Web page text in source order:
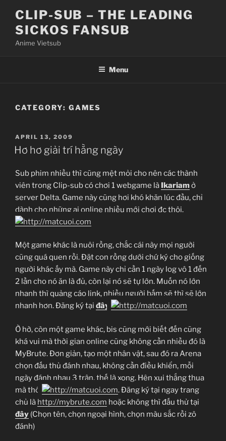
content
CLIP-SUB – THE LEADING
SICKOS FANSUB
Anime Vietsub
Menu
CATEGORY: GAMES
POSTED
ON
APRIL 13, 2009
Hơ hơ giải trí hằng ngày
Sub phim nhiều thì cũng mệt mỏi cho nên các thành
viên trong Clip-sub có chơi 1 webgame là Ikariamở
server Delta. Game này cũng hơi khó khăn lúc đầu, chỉ
dành cho những ai online nhiều mới chơi đc thôi.
Một game khác là nuôi rồng, chắc cái này mọi người
cũng quá quen rồi. Đặt con rồng dưới chứ ký cho giống
người khác ấy mà. Game này chỉ cần 1 ngày log vô 1 đến
2 lần cho nó ăn là đủ, còn lại nó sẽ tự lớn. Muốn nó lớn
nhanh thì quảng cáo link, nhiều người bấm sẽ thì sẽ lớn
nhanh hơn. Đăng ký tại đây
Ờ hờ, còn một game khác, bis cũng mới biết đến cũng
khá vui mà thời gian online cũng không cần nhiều đó là
MyBrute. Đơn giản, tạo một nhân vật, sau đó ra Arena
chọn đấu thủ đánh nhau, không cần điều khiển, mỗi
ngày đánh nhau 3 trận, thế là xong. Hên xui thắng thua
mà thôi
. Đăng ký tại ngay trang
chủ là http://mybrute.com hoặc không thì đấu thử tại
đây (Chọn tên, chọn ngoại hình, chọn màu sắc rồi zô
đánh)